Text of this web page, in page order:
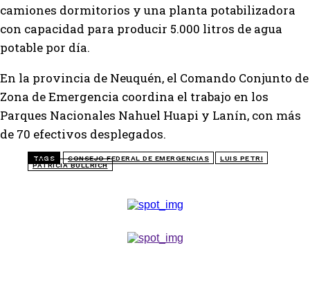
camiones dormitorios y una planta potabilizadora
con capacidad para producir 5.000 litros de agua
potable por día.
En la provincia de Neuquén, el Comando Conjunto de
Zona de Emergencia coordina el trabajo en los
Parques Nacionales Nahuel Huapi y Lanín, con más
de 70 efectivos desplegados.
TAGS CONSEJO FEDERAL DE EMERGENCIAS
LUIS PETRI
PATRICIA BULLRICH